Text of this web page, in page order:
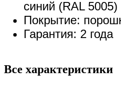
синий (RAL 5005)
Покрытие:
Гарантия: 2 года
Все характеристики